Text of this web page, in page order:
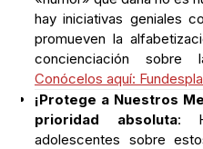
hay iniciativas geniales
promueven la
concienciación sobre
Conócelos aquí:
¡Protege a Nuestros
prioridad absoluta:
adolescentes sobre